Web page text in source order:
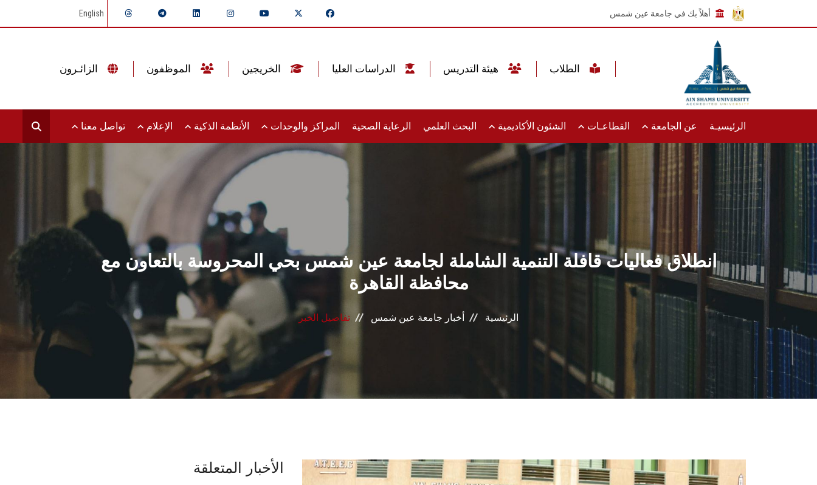
أهلاً بك في جامعة عين شمس English
الرئيسيـة عن الجامعة القطاعـات الشئون الأكاديمية البحث العلمي الرعاية الصحية المراكز والوحدات الأنظمة الذكية الإعلام تواصل معنا
انطلاق فعاليات قافلة التنمية الشاملة لجامعة عين شمس بحي المحروسة بالتعاون مع
محافظة القاهرة
الرئيسية أخبار جامعة عين شمس تفاصيل الخبر
الأخبار المتعلقة